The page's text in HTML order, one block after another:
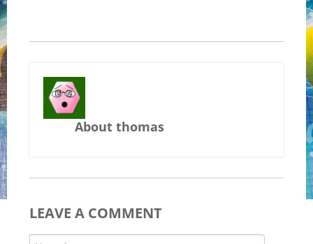
About thomas
LEAVE A COMMENT